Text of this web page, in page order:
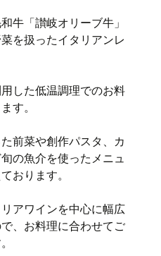
牛「讃岐オリーブ牛」
を扱ったイタリアンレ
した低温調理でのお料
す。
前菜や創作パスタ、カ
の魚介を使ったメニュ
おります。
アワインを中心に幅広
、お料理に合わせてご